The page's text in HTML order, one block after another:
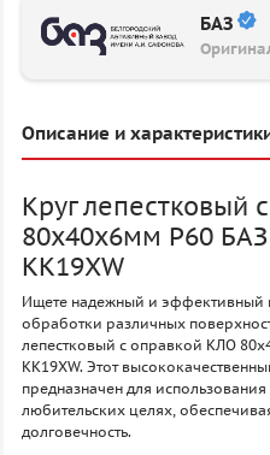
БАЗ
Описание и
Круг лепестковый
80х40х6мм P60 БАЗ
KK19XW
Ищете надежный и эффективный
обработки различных
лепестковый с оправкой КЛО
KK19XW. Этот
предназначен для
любительских целях,
долговечность.